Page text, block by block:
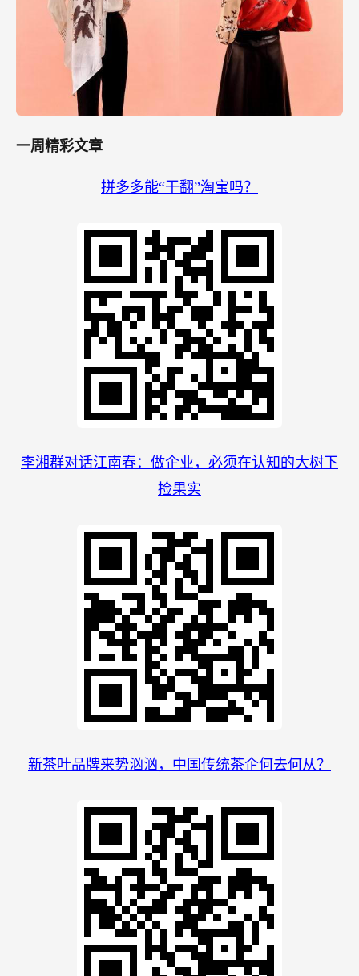
一周精彩文章
拼多多能“干翻”淘宝吗？
李湘群对话江南春：做企业，必须在认知的大树下
捡果实
新茶叶品牌来势汹汹，中国传统茶企何去何从？